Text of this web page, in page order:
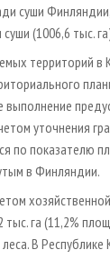
суши
(1006,6 тыс.
территорий в
выполнение
уточнения
по показателю
в Финляндии.
га (11,2%
В Республике